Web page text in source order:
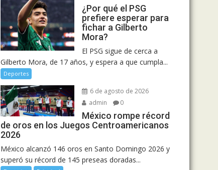
¿Por qué el PSG
prefiere esperar para
fichar a Gilberto
Mora?
El PSG sigue de cerca a
Gilberto Mora, de 17 años, y espera a que cumpla...
Deportes
6 de agosto de 2026
admin
0
México rompe récord
de oros en los Juegos Centroamericanos
2026
México alcanzó 146 oros en Santo Domingo 2026 y
superó su récord de 145 preseas doradas...